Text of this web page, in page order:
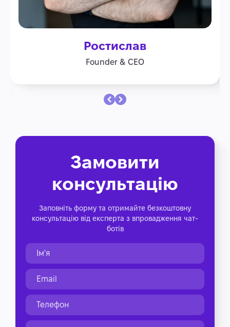
Ростислав
Founder & CEO
Замовити
консультацію
Заповніть форму та отримайте безкоштовну
консультацію від експерта з впровадження чат-
ботів